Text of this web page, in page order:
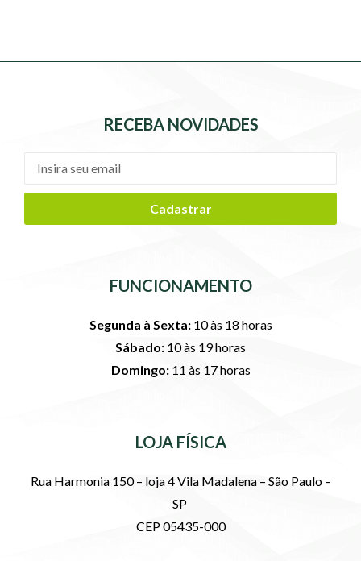
RECEBA NOVIDADES
Cadastrar
FUNCIONAMENTO
Segunda à Sexta:10 às 18 horas
Sábado: 10 às 19 horas
Domingo:11 às 17 horas
LOJA FÍSICA
Rua Harmonia 150 – loja 4 Vila Madalena – São Paulo –
SP
CEP 05435-000